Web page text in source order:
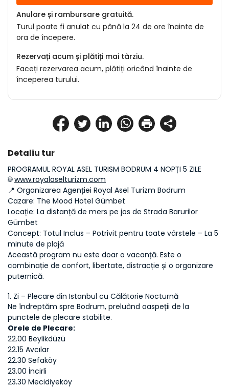
Detaliu tur
PROGRAMUL ROYAL ASEL TURISM BODRUM 4 NOPȚI 5 ZILE
🌐 www.royalaselturizm.com
📍 Organizarea Agenției Royal Asel Turizm Bodrum
Cazare: The Mood Hotel Gümbet
Locație: La distanță de mers pe jos de Strada Barurilor
Gümbet
Concept: Totul Inclus – Potrivit pentru toate vârstele – La 5
minute de plajă
Această program nu este doar o vacanță. Este o
combinație de confort, libertate, distracție și o organizare
puternică.
1. Zi – Plecare din Istanbul cu Călătorie Nocturnă
Ne îndreptăm spre Bodrum, preluând oaspeții de la
punctele de plecare stabilite.
Orele de Plecare:
22.00 Beylikdüzü
22.15 Avcılar
22.30 Sefaköy
23.00 İncirli
23.30 Mecidiyeköy
Anulare și rambursare gratuită.
Turul poate fi anulat cu până la 24 de ore înainte de
ora de începere.
Rezervați acum și plătiți mai târziu.
Faceți rezervarea acum, plătiți oricând înainte de
începerea turului.